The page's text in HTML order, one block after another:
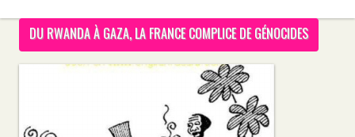
DU RWANDA À GAZA, LA FRANCE COMPLICE DE GÉNOCIDES